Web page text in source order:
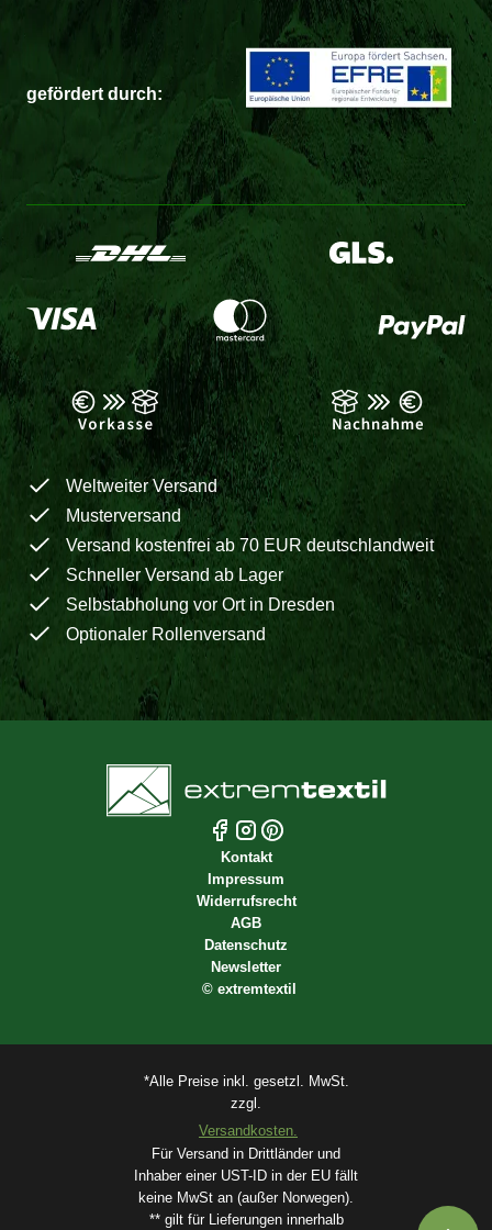
gefördert durch:
Weltweiter Versand
Musterversand
Versand kostenfrei ab 70 EUR deutschlandweit
Schneller Versand ab Lager
Selbstabholung vor Ort in Dresden
Optionaler Rollenversand
Kontakt
Impressum
Widerrufsrecht
AGB
Datenschutz
Newsletter
© extremtextil
*Alle Preise inkl. gesetzl. MwSt.
zzgl.
Versandkosten.
Für Versand in Drittländer und
Inhaber einer UST-ID in der EU fällt
keine MwSt an (außer Norwegen).
** gilt für Lieferungen innerhalb